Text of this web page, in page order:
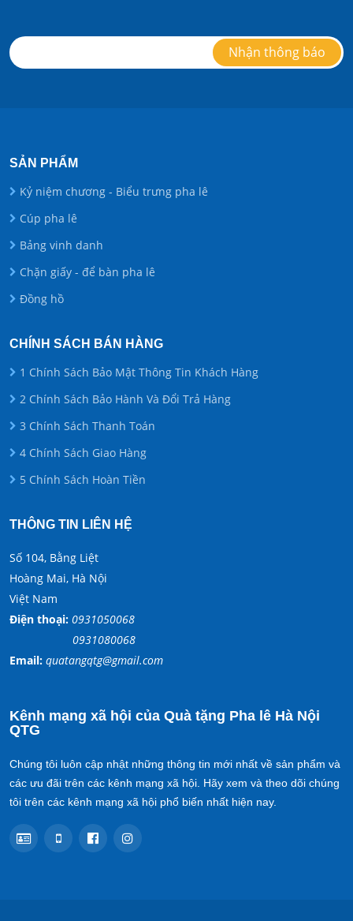
SẢN PHẨM
Kỷ niệm chương - Biểu trưng pha lê
Cúp pha lê
Bảng vinh danh
Chặn giấy - để bàn pha lê
Đồng hồ
CHÍNH SÁCH BÁN HÀNG
1 Chính Sách Bảo Mật Thông Tin Khách Hàng
2 Chính Sách Bảo Hành Và Đổi Trả Hàng
3 Chính Sách Thanh Toán
4 Chính Sách Giao Hàng
5 Chính Sách Hoàn Tiền
THÔNG TIN LIÊN HỆ
Số 104, Bằng Liệt
Hoàng Mai, Hà Nội
Việt Nam
Điện thoại: 0931050068
0931080068
Email: quatangqtg@gmail.com
Kênh mạng xã hội của Quà tặng Pha lê Hà Nội
QTG
Chúng tôi luôn cập nhật những thông tin mới nhất về sản phẩm và
các ưu đãi trên các kênh mạng xã hội. Hãy xem và theo dõi chúng
tôi trên các kênh mạng xã hội phổ biến nhất hiện nay.